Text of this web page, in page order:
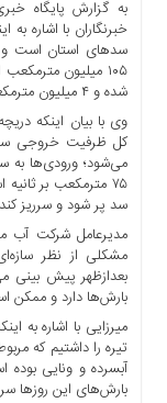
سریع
ارتباط
برگه
نمونه
تعرفه
درباره
اخبار
سایت
ارتباط
به گزارش پایگاه
خبرنگاران با اشاره
سدهای استان است
شده و ۴ میلیون مترمکعب ظرفیت خالی دارد.
وی با بیان اینکه
می‌شود؛ ورودی‌ها به
۷۵ مترمکعب بر
سد پر شود و سرریز
مدیرعامل شرکت آب
مشکلی از نظر
بعدازظهر پیش بینی
بارش‌ها دارد و
میرزایی با اشاره به
تیره را داشتیم که
آبسرده و ونایی بوده
بارش‌های این روزها